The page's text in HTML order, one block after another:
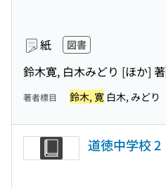
紙 図書
鈴木寛, 白木みどり [ほか] 著
著者標目 鈴木, 寛 白木, みどり
道徳中学校 2